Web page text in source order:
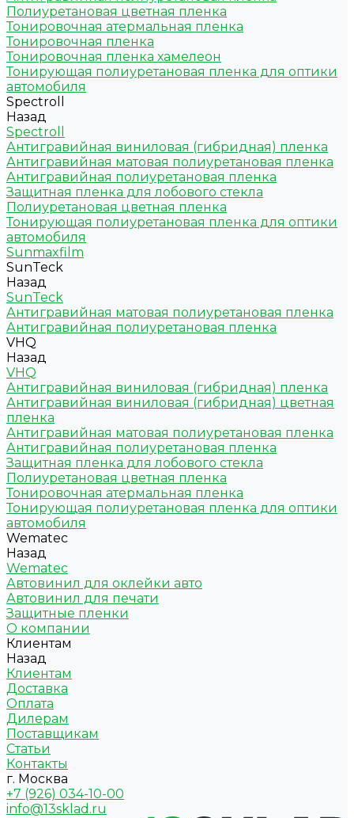
Полиуретановая цветная пленка
Тонировочная атермальная пленка
Тонировочная пленка
Тонировочная пленка хамелеон
Тонирующая полиуретановая пленка для оптики
автомобиля
Spectroll
Назад
Spectroll
Антигравийная виниловая (гибридная) пленка
Антигравийная матовая полиуретановая пленка
Антигравийная полиуретановая пленка
Защитная пленка для лобового стекла
Полиуретановая цветная пленка
Тонирующая полиуретановая пленка для оптики
автомобиля
Sunmaxfilm
SunTeck
Назад
SunTeck
Антигравийная матовая полиуретановая пленка
Антигравийная полиуретановая пленка
VHQ
Назад
VHQ
Антигравийная виниловая (гибридная) пленка
Антигравийная виниловая (гибридная) цветная
пленка
Антигравийная матовая полиуретановая пленка
Антигравийная полиуретановая пленка
Защитная пленка для лобового стекла
Полиуретановая цветная пленка
Тонировочная атермальная пленка
Тонирующая полиуретановая пленка для оптики
автомобиля
Wematec
Назад
Wematec
Автовинил для оклейки авто
Автовинил для печати
Защитные пленки
О компании
Клиентам
Назад
Клиентам
Доставка
Оплата
Дилерам
Поставщикам
Статьи
Контакты
г. Москва
+7 (926) 034-10-00
info@13sklad.ru